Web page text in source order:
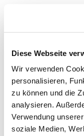
Diese Webseite
Wir verwenden
personalisieren,
zu können und die
analysieren.
Verwendung
soziale Medien,